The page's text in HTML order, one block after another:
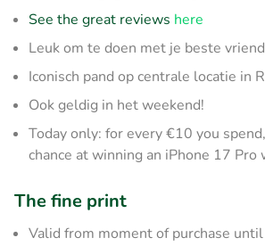
See the great reviews here
Leuk om te doen met je beste
Iconisch pand op centrale locatie in
Ook geldig in het weekend!
Today only: for every €10 you
chance at winning an iPhone 17
The fine print
Valid from moment of purchase